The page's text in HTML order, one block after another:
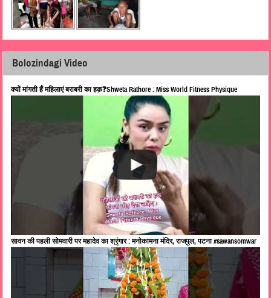
Bolozindagi Video
क्यों मांगती हैं महिलाएं बराबरी का हक़❓Shweta Rathore : Miss World Fitness Physique
सावन की पहली सोमवारी पर महादेव का श्रृंगार : मनोकामना मंदिर, राजपुल, पटना #sawansomwar